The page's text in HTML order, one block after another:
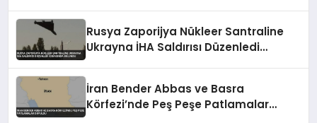
Rusya Zaporijya Nükleer Santraline
Ukrayna İHA Saldırısı Düzenledi
İran Bender Abbas ve Basra
Körfezi’nde Peş Peşe Patlamalar